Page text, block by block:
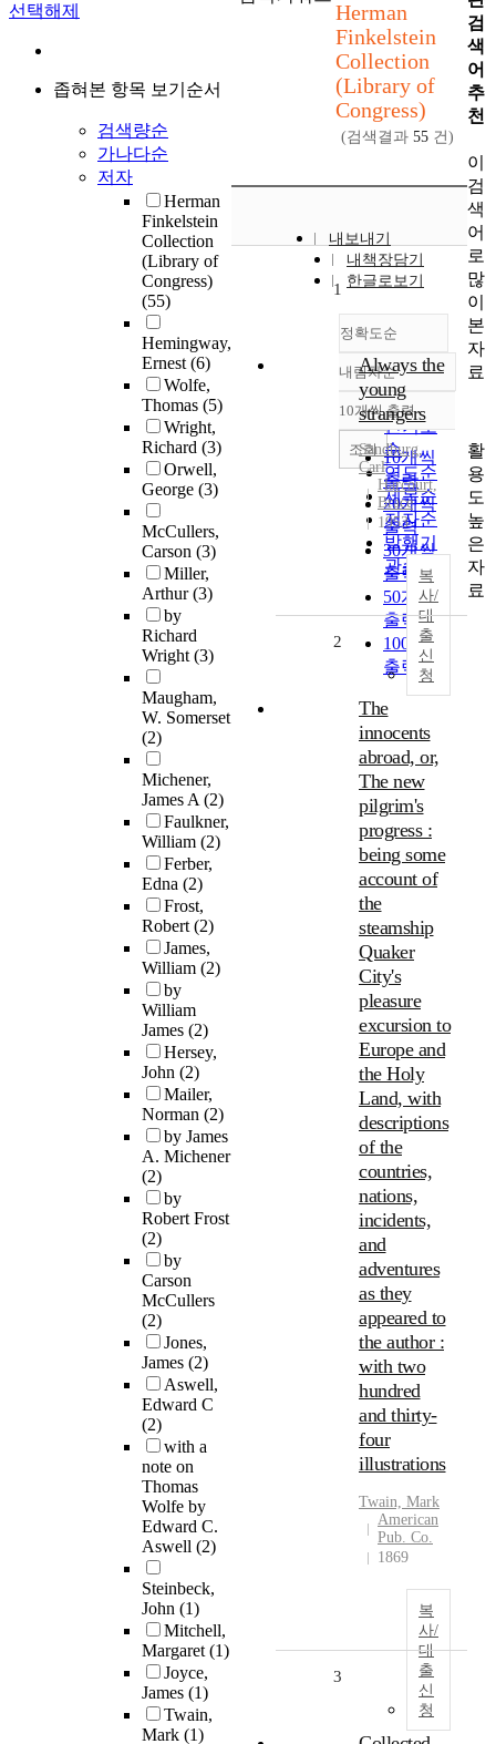
선택해제
좁혀본 항목 보기순서
검색량순
가나다순
저자
Herman
Finkelstein
Collection
(Library of
Congress)
(55)
Hemingway,
Ernest(6)
Wolfe,
Thomas (5)
Wright,
Richard (3)
Orwell,
George (3)
McCullers,
Carson (3)
Miller,
Arthur(3)
by
Richard
Wright(3)
Maugham,
W. Somerset
(2)
Michener,
James A(2)
Faulkner,
William (2)
Ferber,
Edna (2)
Frost,
Robert(2)
James,
William (2)
by
William
James (2)
Hersey,
John (2)
Mailer,
Norman (2)
by James
A. Michener
(2)
by
Robert Frost
(2)
by
Carson
McCullers
(2)
Jones,
James (2)
Aswell,
Edward C
(2)
with a
note on
Thomas
Wolfe by
Edward C.
Aswell (2)
Steinbeck,
John (1)
Mitchell,
Margaret(1)
Joyce,
James (1)
Twain,
Mark (1)
Herman
Finkelstein
Collection
(Library of
Congress)
(검색결과 55 건)
내보내기
내책장담기
한글로보기
정확도순
정확도
순
인기도
순
연도순
제목순
저자순
발행기
관순
내림차순
내림차순
10개씩 출력
10개씩
출력
20개씩
출력
30개씩
출력
50개씩
출력
100개씩
출력
조회
1
Always the
young
strangers
Sandburg,
Carl
Harcourt,
Brace
1953
복
사/
대
출
신
청
2
The
innocents
abroad, or,
The new
pilgrim's
progress :
being some
account of
the
steamship
Quaker
City's
pleasure
excursion to
Europe and
the Holy
Land, with
descriptions
of the
countries,
nations,
incidents,
and
adventures
as they
appeared to
the author :
with two
hundred
and thirty-
four
illustrations
Twain, Mark
American
Pub. Co.
1869
복
사/
대
출
신
청
3
검
색
어
추
천
이
검
색
어
로
많
이
본
자
료
활
용
도
높
은
자
료